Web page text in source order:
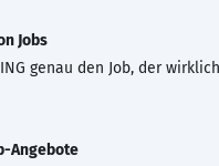
Jobs
genau den Job, der
Angebote